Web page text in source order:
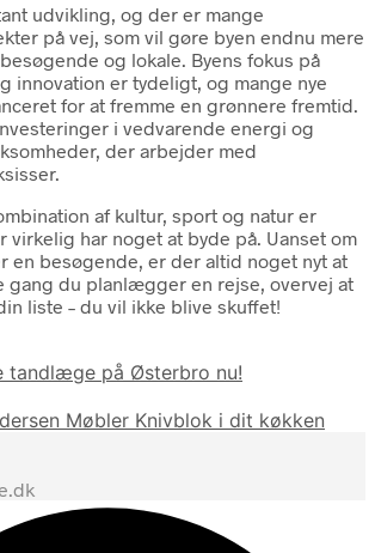
udvikling, og der er mange
på vej, som vil gøre byen endnu mere
og lokale. Byens fokus på
innovation er tydeligt, og mange nye
for at fremme en grønnere fremtid.
i vedvarende energi og
der arbejder med
af kultur, sport og natur er
virkelig har noget at byde på. Uanset om
en besøgende, er der altid noget nyt at
gang du planlægger en rejse, overvej at
liste – du vil ikke blive skuffet!
tandlæge på Østerbro nu!
Møbler Knivblok i dit køkken